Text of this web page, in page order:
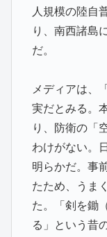
人規模の陸自
り、南西諸島
だ。
メディアは、
実だとみる。
り、防衛の「
わけがない。
明らかだ。事
たため、うま
た。「剣を鋤
る」という昔